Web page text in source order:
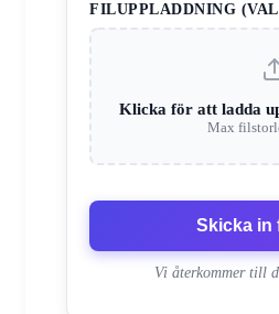
FILUPPLADDNING
Klicka för att ladda
Max
Skicka in
Vi återkommer till